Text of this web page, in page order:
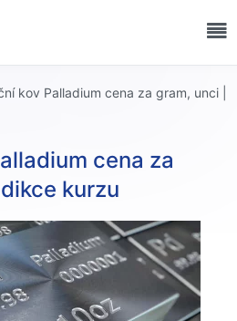
kov Palladium cena za gram, unci |
cena za
kurzu